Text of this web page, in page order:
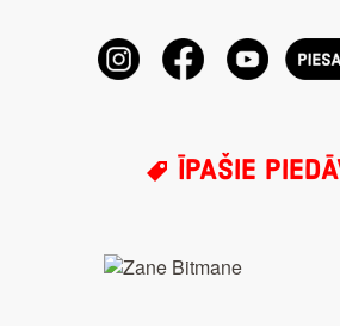
ĪPAŠIE